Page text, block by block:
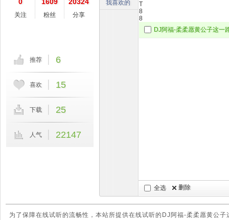
我喜欢的
T
8
8
全选 删除
关注 粉丝 分享
推荐 6
喜欢 15
下载 25
人气 22147
为了保障在线试听的流畅性，本站所提供在线试听的DJ阿福-柔柔愿黄公